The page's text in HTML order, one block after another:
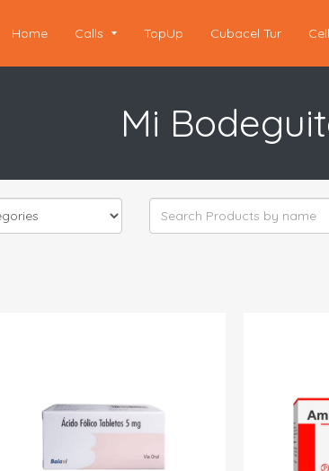
Home Calls TopUp Cubacel Tur
Mi